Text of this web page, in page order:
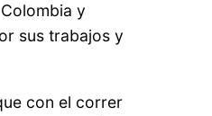
y
sus trabajos y
con el correr